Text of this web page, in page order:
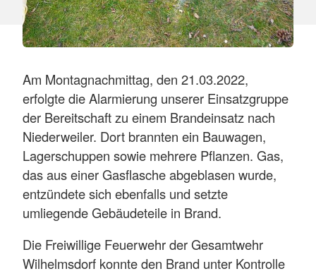
Am Montagnachmittag, den 21.03.2022,
erfolgte die Alarmierung unserer Einsatzgruppe
der Bereitschaft zu einem Brandeinsatz nach
Niederweiler. Dort brannten ein Bauwagen,
Lagerschuppen sowie mehrere Pflanzen. Gas,
das aus einer Gasflasche abgeblasen wurde,
entzündete sich ebenfalls und setzte
umliegende Gebäudeteile in Brand.
Die Freiwillige Feuerwehr der Gesamtwehr
Wilhelmsdorf konnte den Brand unter Kontrolle